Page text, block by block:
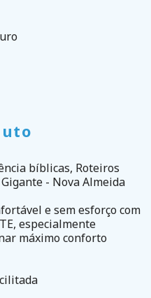
bíblicas, Roteiros
- Nova Almeida
e sem esforço com
especialmente
máximo conforto